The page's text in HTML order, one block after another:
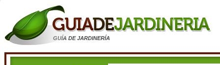
GUÍA DE JARDINERÍA